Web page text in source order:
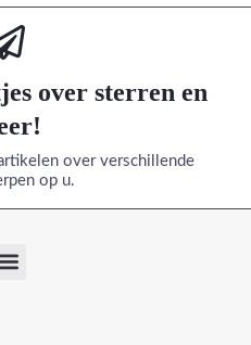
over sterren en
over verschillende
op u.
Menu